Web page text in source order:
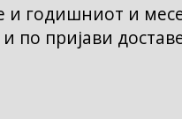
и годишниот и
по пријави